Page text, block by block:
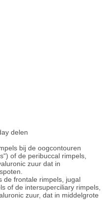
delen
bij de oogcontouren
of de peribuccal rimpels,
zuur dat in
de frontale rimpels, jugal
of de intersuperciliary rimpels,
zuur, dat in middelgrote